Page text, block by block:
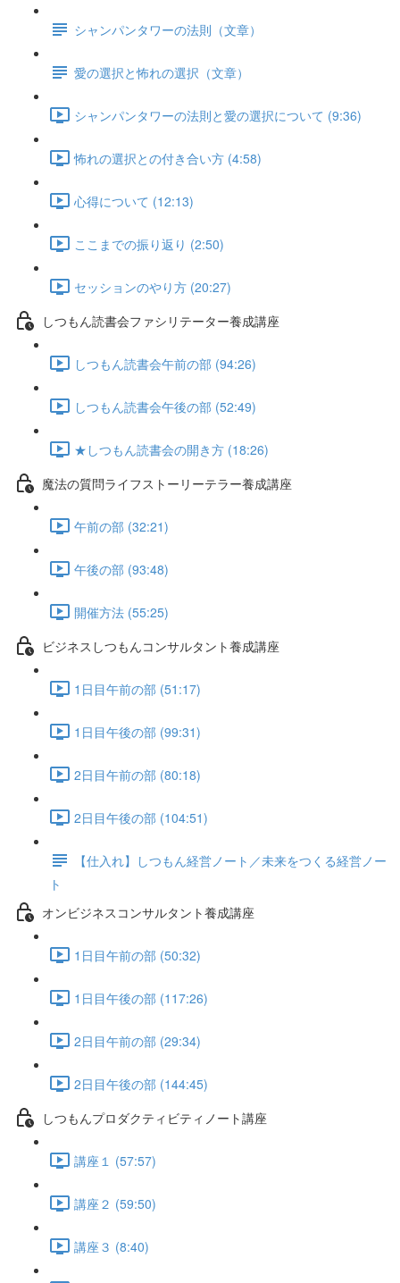
シャンパンタワーの法則（文章）
愛の選択と怖れの選択（文章）
シャンパンタワーの法則と愛の選択について (9:36)
怖れの選択との付き合い方 (4:58)
心得について (12:13)
ここまでの振り返り (2:50)
セッションのやり方 (20:27)
しつもん読書会ファシリテーター養成講座
しつもん読書会午前の部 (94:26)
しつもん読書会午後の部 (52:49)
★しつもん読書会の開き方 (18:26)
魔法の質問ライフストーリーテラー養成講座
午前の部 (32:21)
午後の部 (93:48)
開催方法 (55:25)
ビジネスしつもんコンサルタント養成講座
1日目午前の部 (51:17)
1日目午後の部 (99:31)
2日目午前の部 (80:18)
2日目午後の部 (104:51)
【仕入れ】しつもん経営ノート／未来をつくる経営ノー
ト
オンビジネスコンサルタント養成講座
1日目午前の部 (50:32)
1日目午後の部 (117:26)
2日目午前の部 (29:34)
2日目午後の部 (144:45)
しつもんプロダクティビティノート講座
講座１ (57:57)
講座２ (59:50)
講座３ (8:40)